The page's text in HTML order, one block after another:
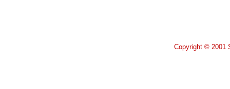
Copyright © 2001